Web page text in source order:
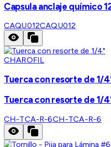
Capsula anclaje químico
CAQU012CAQU012
CHAROFIL
Tuerca con resorte de 1/
Tuerca con resorte de 1/
CH-TCA-R-6CH-TCA-R-6